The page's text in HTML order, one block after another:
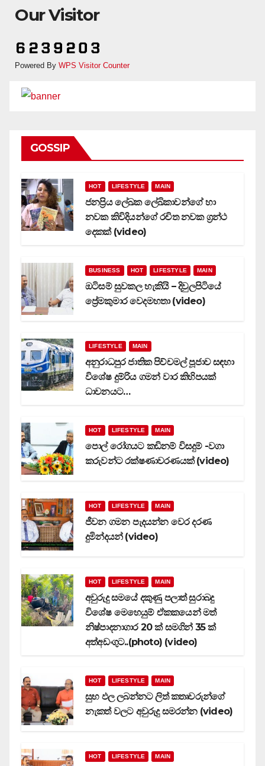
Our Visitor
Powered By WPS Visitor Counter
GOSSIP
HOT LIFESTYLE MAIN
ජනප්‍රිය ලේඛක ලේඛිකාවන්ගේ හා
නවක කිවිදියන්ගේ රචිත නවක ග්‍රන්ථ
දෙකක් (video)
BUSINESS HOT LIFESTYLE MAIN
ඔටිසම් සුවකල හැකියි – දිවුලපිටියේ
ප්‍රේමකුමාර වෙදමහතා (video)
LIFESTYLE MAIN
අනුරාධපුර ජාතික පිච්චමල් පූජාව සඳහා
විශේෂ දුම්රිය ගමන් වාර කිහිපයක්
ධාවනයට…
HOT LIFESTYLE MAIN
පොල් රෝගයට කඩිනම් විසදුම් -වගා
කරුවන්ට රක්ෂණාවරණයක් (video)
HOT LIFESTYLE MAIN
ජීවන ගමන පැදයන්න වෙර දරණ
දුමින්දයන් (video)
HOT LIFESTYLE MAIN
අවුරුදු සමයේ දකුණු පලාත් සුරාබදු
විශේෂ මෙහෙයුම් ඒකකයෙන් මත්
නිෂ්පාදනාගාර 20 ක් සමගින් 35 ක්
අත්අඩංගුට..(photo) (video)
HOT LIFESTYLE MAIN
සුභ ඵල ලබන්නට ලිත් කතෘවරුන්ගේ
නැකත් වලට අවුරුදු සමරන්න (video)
HOT LIFESTYLE MAIN